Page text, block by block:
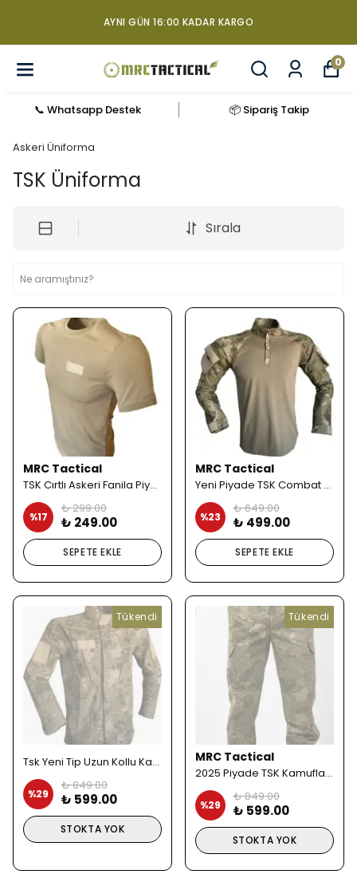
0
📞 Whatsapp Destek 📦 Sipariş Takip
Askeri Üniforma
TSK Üniforma
Sırala
MRC Tactical
TSK Cırtlı Askeri Fanila Piyade Komando
%17
₺ 299.00
₺ 249.00
SEPETE EKLE
MRC Tactical
Yeni Piyade TSK Combat Tişört
%23
₺ 649.00
₺ 499.00
SEPETE EKLE
Tükendi
Tsk Yeni Tip Uzun Kollu Kamuflaj Desen Gömlek
%29
₺ 849.00
₺ 599.00
STOKTA YOK
Tükendi
MRC Tactical
2025 Piyade TSK Kamuflaj Pantolon
%29
₺ 849.00
₺ 599.00
STOKTA YOK